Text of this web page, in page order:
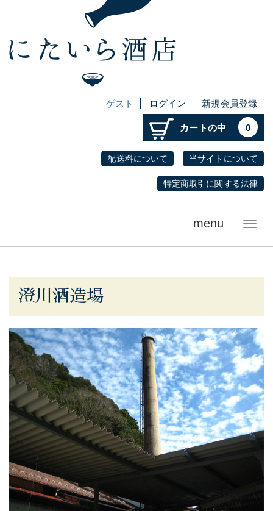
ゲスト ログイン 新規会員登録
カートの中 0
配送料について 当サイトについて
特定商取引に関する法律
メ
menu
澄川酒造場